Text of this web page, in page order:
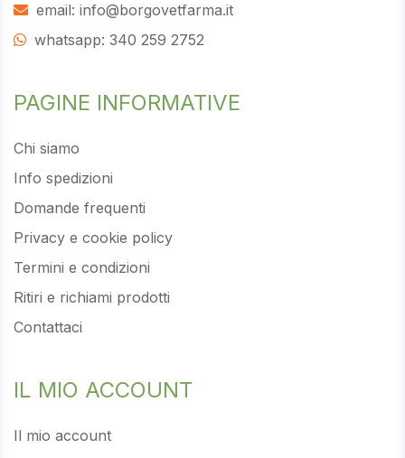
email: info@borgovetfarma.it
whatsapp: 340 259 2752
PAGINE INFORMATIVE
Chi siamo
Info spedizioni
Domande frequenti
Privacy e cookie policy
Termini e condizioni
Ritiri e richiami prodotti
Contattaci
IL MIO ACCOUNT
Il mio account